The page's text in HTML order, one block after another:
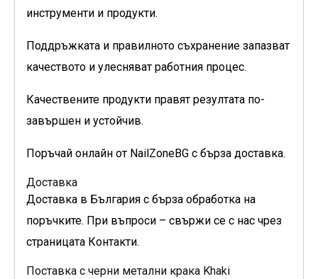
инструменти и продукти.
Поддръжката и правилното съхранение запазват
качеството и улесняват работния процес.
Качествените продукти правят резултата по-
завършен и устойчив.
Поръчай онлайн от NailZoneBG с бърза доставка.
Доставка
Доставка в България с бърза обработка на
поръчките. При въпроси – свържи се с нас чрез
страницата Контакти.
Поставка с черни метални крака Khaki